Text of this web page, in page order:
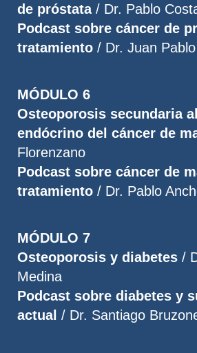
de próstata/ Dr. Pablo
Podcast sobre cáncer de
tratamiento / Dr. Juan
MÓDULO 6
Osteoporosis secundaria
endócrino del cáncer de
Florenzano
Podcast sobre cáncer de
tratamiento / Dr. Pablo
MÓDULO 7
Osteoporosis y diabetes /
Medina
Podcast sobre diabetes y
actual / Dr. Santiago